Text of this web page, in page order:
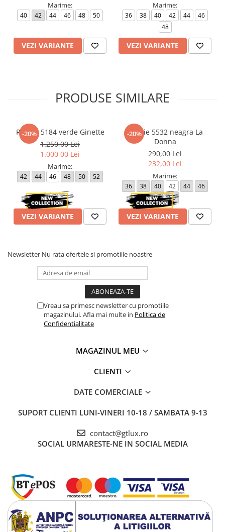
Marime:
40 42 44 46 48 50
VEZI VARIANTE
Marime:
36 38 40 42 44
46
48
VEZI VARIANTE
PRODUSE SIMILARE
-20%
Rochie 5184 verde Ginette
1.250,00 Lei
1.000,00 Lei
Marime:
42 44 46 48 50 52
VEZI VARIANTE
-20%
Rochie 5532 neagra La
Donna
290,00 Lei
232,00 Lei
Marime:
36 38 40 42 44
46
48
50
VEZI VARIANTE
Newsletter Nu rata ofertele si promotiile noastre
Vreau sa primesc newsletter cu promotiile
magazinului. Afla mai multe in Politica de
Confidentialitate
MAGAZINUL MEU
CLIENTI
DATE COMERCIALE
SUPORT CLIENTI LUNI-VINERI 10-18 / SAMBATA 9-13
contact@gtlux.ro
SOCIAL URMARESTE-NE IN SOCIAL MEDIA